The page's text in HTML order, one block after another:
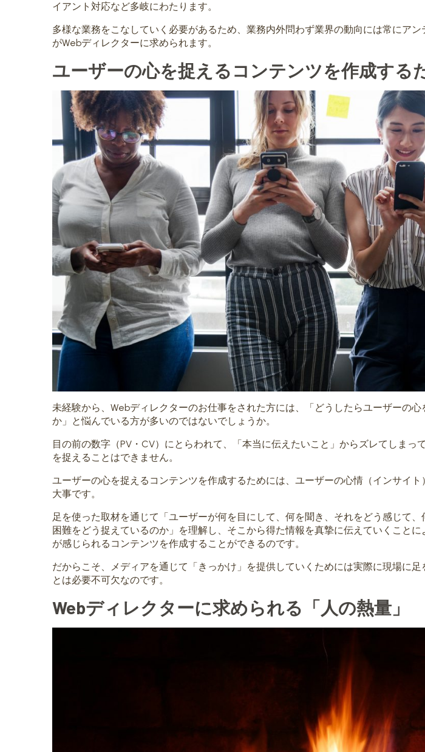
イアント対応など多岐にわたります。
多様な業務をこなしていく必要があるため、業務内外問わず業界の動向には常にア
がWebディレクターに求められます。
ユーザーの心を捉えるコンテンツを作成する
未経験から、Webディレクターのお仕事をされた方には、「どうしたらユーザーの
か」と悩んでいる方が多いのではないでしょうか。
目の前の数字（PV・CV）にとらわれて、「本当に伝えたいこと」からズレてしまっ
を捉えることはできません。
ユーザーの心を捉えるコンテンツを作成するためには、ユーザーの心情（インサイ
大事です。
足を使った取材を通じて「ユーザーが何を目にして、何を聞き、それをどう感じて
困難をどう捉えているのか」を理解し、そこから得た情報を真摯に伝えていくこと
が感じられるコンテンツを作成することができるのです。
だからこそ、メディアを通じて「きっかけ」を提供していくためには実際に現場に
とは必要不可欠なのです。
Webディレクターに求められる「人の熱量」